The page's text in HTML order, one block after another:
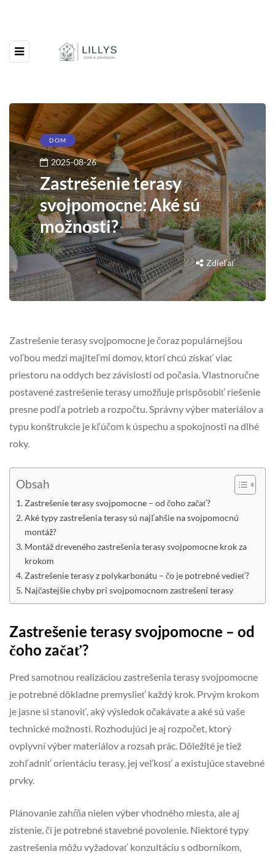
DOM
2025-08-26
Zastrešenie terasy
svojpomocne: Aké sú
možnosti?
Zdieľať
Zastrešenie terasy svojpomocne je čoraz populárnejšou
voľbou medzi majiteľmi domov, ktorí chcú získať viac
priestoru na oddych bez závislosti od počasia. Vlastnoručne
postavené zastrešenie terasy umožňuje prispôsobiť riešenie
presne podľa potrieb a rozpočtu. Správny výber materiálov a
typu konštrukcie je kľúčom k úspechu a spokojnosti na dlhé
roky.
Obsah
Zastrešenie terasy svojpomocne – od čoho začať?
Aké typy zastrešenia terasy sú najľahšie na svojpomocnú
montáž?
Montáž dreveného zastrešenia terasy svojpomocne krok za
krokom
Zastrešenie terasy z polykarbonátu – čo je potrebné vedieť?
Najčastejšie chyby pri svojpomocnom zastrešení terasy
Zastrešenie terasy svojpomocne – od
čoho začať?
Pred samotnou realizáciou zastrešenia terasy svojpomocne
je potrebné dôkladne premyslieť každý krok. Prvým krokom
je jasne si stanoviť, aký výsledok očakávate a aké sú vaše
technické možnosti. Rozhodujúci je aj rozpočet, ktorý
ovplyvní výber materiálov a rozsah prác. Dôležité je tiež
zohľadniť orientáciu terasy, jej veľkosť a existujúce stavebné
prvky.
Plánovanie zahŕňa nielen výber vhodného miesta, ale aj
zistenie, či je potrebné stavebné povolenie. Niektoré typy
zastrešenia môžu vyžadovať konzultáciu s odborníkom,